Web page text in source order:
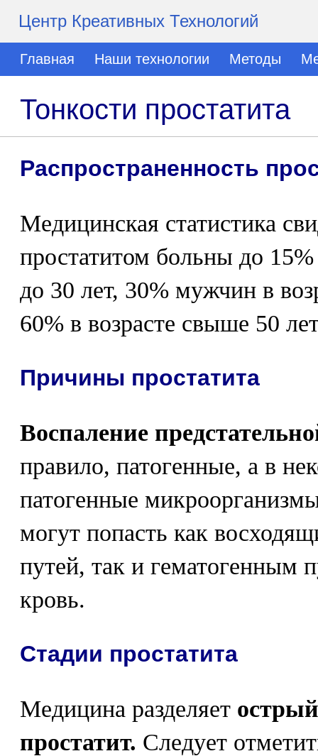
Центр Креативных Технологий
Главная Наши технологии Методы
Тонкости простатита
Распространенность
Медицинская статистика
простатитом больны до
до 30 лет, 30% мужчин в
60% в возрасте свыше 50
Причины простатита
Воспаление
правило, патогенные, а в
патогенные
могут попасть как
путей, так и гематогенным
кровь.
Стадии простатита
Медицина разделяет
простатит. Следует